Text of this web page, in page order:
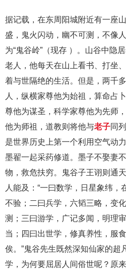
据记载，在东周阳城附近有一座
盛，鬼火闪动，幽不可测，不像
为“鬼谷岭”（现存 ）。山谷中隐
老人，他每天在山上看书、打坐
着与世隔绝的生活。但是，两千
人，纵横家尊他为始祖，算命占
尊他为谋圣，科学家尊他为先师
他为师祖，道教则将他与老子同
是世界历史上第一个利用空气动
墨翟一起采药修道。墨子不娶妻
物，救危扶穷。鬼谷子王诩则通
人能及：“一曰数学，日星象纬
不验；二曰兵学，六韬三略，变
测；三曰游学，广记多闻，明理
当；四曰出世学，修真养性，服
俟。”鬼谷先生既然深知仙家的超
学，为何要屈居人间俗世呢？原